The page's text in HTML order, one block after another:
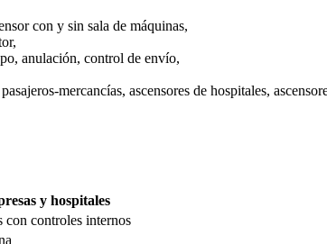
con y sin sala de máquinas,
anulación, control de envío,
mercancías, ascensores de hospitales,
y hospitales
con controles internos